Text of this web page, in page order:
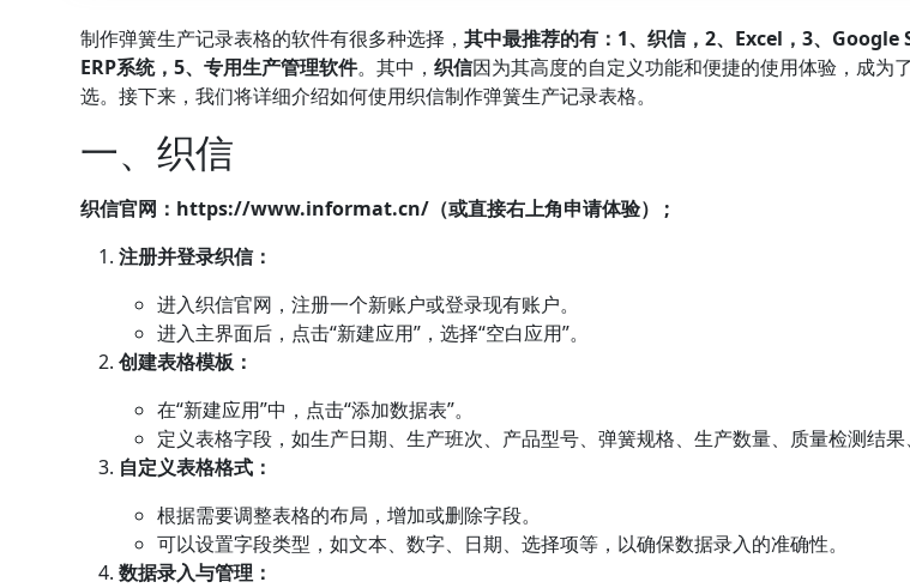
制作弹簧生产记录表格的软件有很多种选择，其中最推荐的有：1、织信，2、Excel，3、Google
ERP系统，5、专用生产管理软件。其中，织信因为其高度的自定义功能和便捷的使用体验，成为
选。接下来，我们将详细介绍如何使用织信制作弹簧生产记录表格。
一、织信
织信官网： https://www.informat.cn/（或直接右上角申请体验） ;
注册并登录织信：
进入织信官网，注册一个新账户或登录现有账户。
进入主界面后，点击“新建应用”，选择“空白应用”。
创建表格模板：
在“新建应用”中，点击“添加数据表”。
定义表格字段，如生产日期、生产班次、产品型号、弹簧规格、生产数量、质量检测结果
自定义表格格式：
根据需要调整表格的布局，增加或删除字段。
可以设置字段类型，如文本、数字、日期、选择项等，以确保数据录入的准确性。
数据录入与管理：